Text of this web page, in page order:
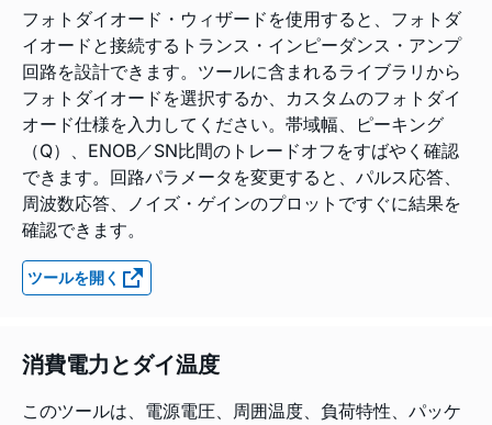
フォトダイオード・ウィザードを使用すると、フォトダ
イオードと接続するトランス・インピーダンス・アンプ
回路を設計できます。ツールに含まれるライブラリから
フォトダイオードを選択するか、カスタムのフォトダイ
オード仕様を入力してください。帯域幅、ピーキング
（Q）、ENOB／SN比間のトレードオフをすばやく確認
できます。回路パラメータを変更すると、パルス応答、
周波数応答、ノイズ・ゲインのプロットですぐに結果を
確認できます。
ツールを開く
消費電力とダイ温度
このツールは、電源電圧、周囲温度、負荷特性、パッケ